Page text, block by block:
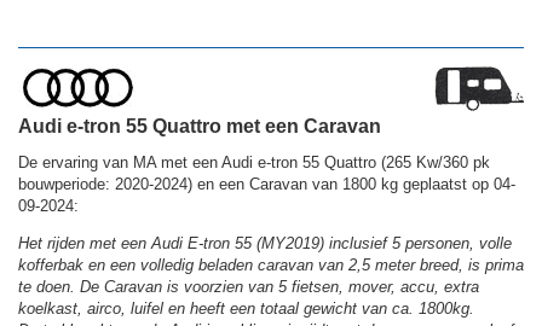
Audi e-tron 55 Quattro met een Caravan
De ervaring van MA met een Audi e-tron 55 Quattro (265 Kw/360 pk
bouwperiode: 2020-2024) en een Caravan van 1800 kg geplaatst op 04-
09-2024:
Het rijden met een Audi E-tron 55 (MY2019) inclusief 5 personen, volle
kofferbak en een volledig beladen caravan van 2,5 meter breed, is prima
te doen. De Caravan is voorzien van 5 fietsen, mover, accu, extra
koelkast, airco, luifel en heeft een totaal gewicht van ca. 1800kg.